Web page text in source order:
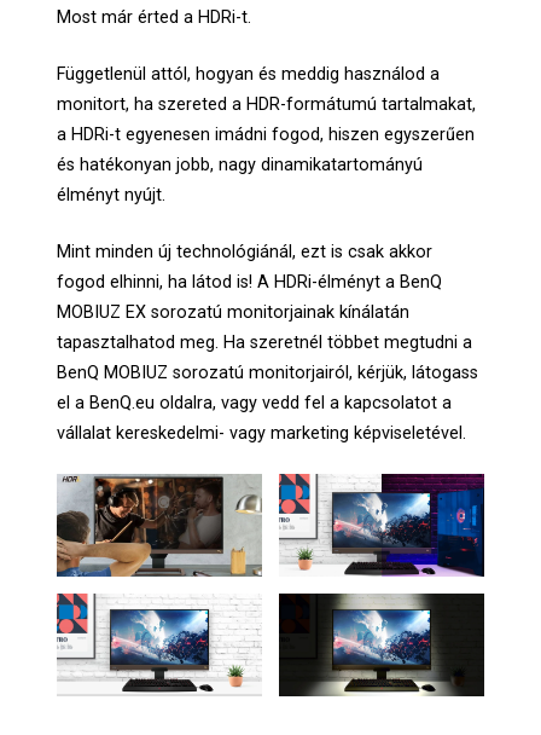
Most már érted a HDRi-t.
Függetlenül attól, hogyan és meddig használod a
monitort, ha szereted a HDR-formátumú tartalmakat,
a HDRi-t egyenesen imádni fogod, hiszen egyszerűen
és hatékonyan jobb, nagy dinamikatartományú
élményt nyújt.
Mint minden új technológiánál, ezt is csak akkor
fogod elhinni, ha látod is! A HDRi-élményt a BenQ
MOBIUZ EX sorozatú monitorjainak kínálatán
tapasztalhatod meg. Ha szeretnél többet megtudni a
BenQ MOBIUZ sorozatú monitorjairól, kérjük, látogass
el a BenQ.eu oldalra, vagy vedd fel a kapcsolatot a
vállalat kereskedelmi- vagy marketing képviseletével.